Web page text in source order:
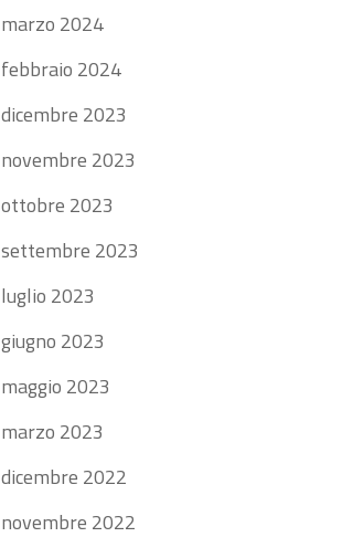
marzo 2024
febbraio 2024
dicembre 2023
novembre 2023
ottobre 2023
settembre 2023
luglio 2023
giugno 2023
maggio 2023
marzo 2023
dicembre 2022
novembre 2022